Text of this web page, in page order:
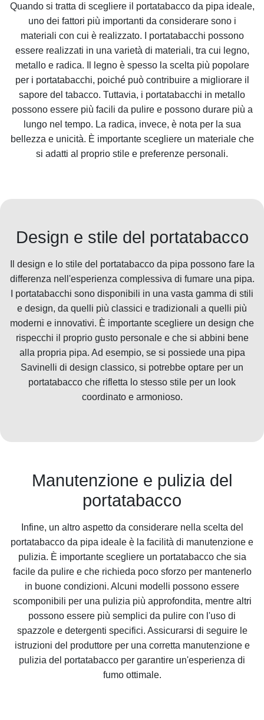
Quando si tratta di scegliere il portatabacco da pipa ideale,
uno dei fattori più importanti da considerare sono i
materiali con cui è realizzato. I portatabacchi possono
essere realizzati in una varietà di materiali, tra cui legno,
metallo e radica. Il legno è spesso la scelta più popolare
per i portatabacchi, poiché può contribuire a migliorare il
sapore del tabacco. Tuttavia, i portatabacchi in metallo
possono essere più facili da pulire e possono durare più a
lungo nel tempo. La radica, invece, è nota per la sua
bellezza e unicità. È importante scegliere un materiale che
si adatti al proprio stile e preferenze personali.
Design e stile del portatabacco
Il design e lo stile del portatabacco da pipa possono fare la
differenza nell'esperienza complessiva di fumare una pipa.
I portatabacchi sono disponibili in una vasta gamma di stili
e design, da quelli più classici e tradizionali a quelli più
moderni e innovativi. È importante scegliere un design che
rispecchi il proprio gusto personale e che si abbini bene
alla propria pipa. Ad esempio, se si possiede una pipa
Savinelli di design classico, si potrebbe optare per un
portatabacco che rifletta lo stesso stile per un look
coordinato e armonioso.
Manutenzione e pulizia del
portatabacco
Infine, un altro aspetto da considerare nella scelta del
portatabacco da pipa ideale è la facilità di manutenzione e
pulizia. È importante scegliere un portatabacco che sia
facile da pulire e che richieda poco sforzo per mantenerlo
in buone condizioni. Alcuni modelli possono essere
scomponibili per una pulizia più approfondita, mentre altri
possono essere più semplici da pulire con l'uso di
spazzole e detergenti specifici. Assicurarsi di seguire le
istruzioni del produttore per una corretta manutenzione e
pulizia del portatabacco per garantire un'esperienza di
fumo ottimale.